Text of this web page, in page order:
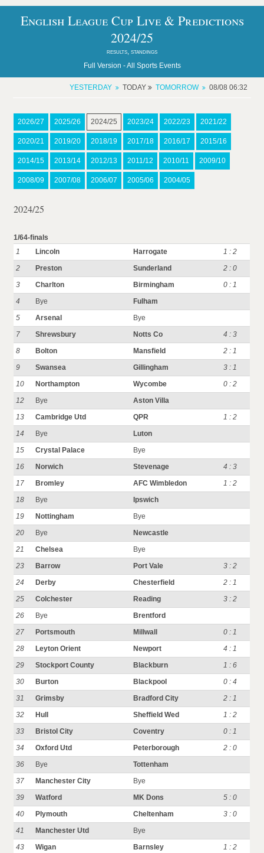
English League Cup Live & Predictions
2024/25
results, standings
Full Version -All Sports Events
YESTERDAY TODAY TOMORROW 08/08 06:32
2026/27 2025/26 2024/25 2023/24 2022/23 2021/22
2020/21 2019/20 2018/19 2017/18 2016/17 2015/16
2014/15 2013/14 2012/13 2011/12 2010/11 2009/10
2008/09 2007/08 2006/07 2005/06 2004/05
2024/25
1/64-finals
1
Lincoln Harrogate
1 : 2
2
Preston Sunderland
2 : 0
3
Charlton Birmingham
0 : 1
4
Bye
Fulham
5
Arsenal
Bye
7
Shrewsbury Notts Co
4 : 3
8
Bolton Mansfield
2 : 1
9
Swansea Gillingham
3 : 1
10
Northampton Wycombe
0 : 2
12
Bye
Aston Villa
13
Cambridge Utd QPR
1 : 2
14
Bye
Luton
15
Crystal Palace
Bye
16
Norwich Stevenage
4 : 3
17
Bromley AFC Wimbledon
1 : 2
18
Bye
Ipswich
19
Nottingham
Bye
20
Bye
Newcastle
21
Chelsea
Bye
23
Barrow Port Vale
3 : 2
24
Derby Chesterfield
2 : 1
25
Colchester Reading
3 : 2
26
Bye
Brentford
27
Portsmouth Millwall
0 : 1
28
Leyton Orient Newport
4 : 1
29
Stockport County Blackburn
1 : 6
30
Burton Blackpool
0 : 4
31
Grimsby Bradford City
2 : 1
32
Hull Sheffield Wed
1 : 2
33
Bristol City Coventry
0 : 1
34
Oxford Utd Peterborough
2 : 0
36
Bye
Tottenham
37
Manchester City
Bye
39
Watford MK Dons
5 : 0
40
Plymouth Cheltenham
3 : 0
41
Manchester Utd
Bye
43
Wigan Barnsley
1 : 2